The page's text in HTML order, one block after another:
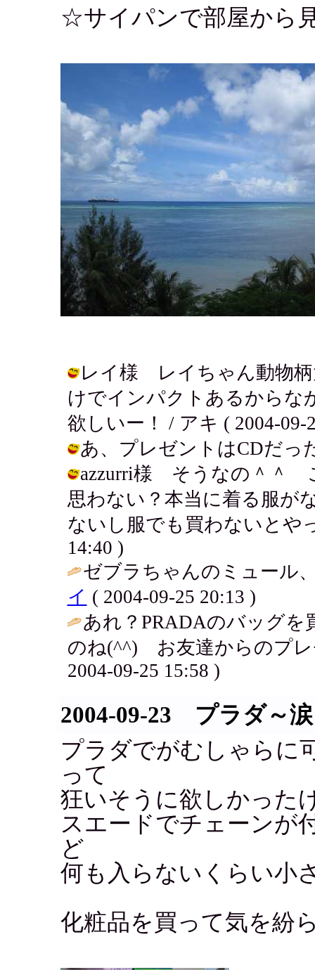
☆サイパンで部屋から
レイ様 レイちゃん動物柄
けでインパクトあるからな
欲しいー！ / アキ ( 2004-09-
あ、プレゼントはCDだっ
azzurri様 そうなの＾＾
思わない？本当に着る服が
ないし服でも買わないとや
14:40 )
ゼブラちゃんのミュール
イ ( 2004-09-25 20:13 )
あれ？PRADAのバッグ
のね(^^) お友達からのプ
2004-09-25 15:58 )
2004-09-23 プラダ～涙
プラダでがむしゃらに
って
狂いそうに欲しかった
スエードでチェーンが
ど
何も入らないくらい小
化粧品を買って気を紛